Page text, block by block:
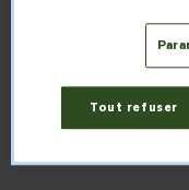
Tout refuser